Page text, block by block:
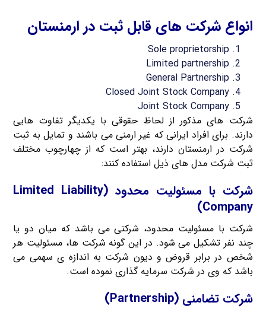
انواع شرکت های قابل ثبت در ارمنستان
Sole proprietorship
Limited partnership
General Partnership
Closed Joint Stock Company
Joint Stock Company
شرکت های مذکور از لحاظ حقوقی با یکدیگر تفاوت هایی
دارند. برای افراد ایرانی که غیر ارمنی می باشند و تمایل به ثبت
شرکت در ارمنستان دارند، بهتر است که از چهارچوب مختلف
ثبت شرکت مدل های ذیل استفاده کنند:
شرکت با مسئولیت محدود (Limited Liability
Company)
شرکت با مسئولیت محدود، شرکتی می باشد که میان دو یا
چند نفر تشکیل می شود. در این گونه شرکت ها، مسئولیت هر
شخص در برابر قروض و دیون شرکت به اندازه ی سهمی می
باشد که وی در شرکت سرمایه گذاری نموده است.
شرکت تضامنی (Partnership)